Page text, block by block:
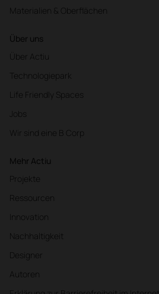
Materialien & Oberflächen
Über uns
Über Actiu
Technologiepark
Life Friendly Spaces
Jobs
Wir sind eine B Corp
Mehr Actiu
Projekte
Ressourcen
Innovation
Nachhaltigkeit
Designer
Autoren